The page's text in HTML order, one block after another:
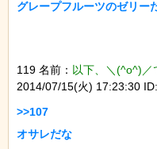
119 名前： 以下、＼(^o^)／
2014/07/15(火) 17:23:30
>>107